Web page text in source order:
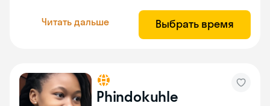
Читать дальше Выбрать время
Phindokuhle